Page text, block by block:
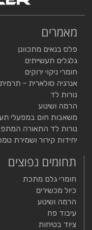
מאמרים
פלס בנאים מתכוונן
גלגלים תעשייתים
חומרי ניקוי ירוקים
אנרגיה סולארית - תרמית
נורות לד
הרמה ושינוע
משאבות חום במפעלי
נורות לד התאורה
יחידות קירור ושמירת
תחומים נפוצים
חומרי גלם מתכת
כיול מכשירים
הרמה ושינוע
עיבוד פח
ציוד בטיחות